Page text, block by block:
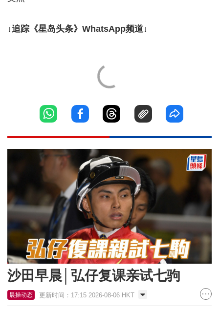
↓追踪《星岛头条》WhatsApp频道↓
沙田早晨│弘仔复课亲试七驹
晨操动态 更新时间：17:15 2026-08-06 HKT